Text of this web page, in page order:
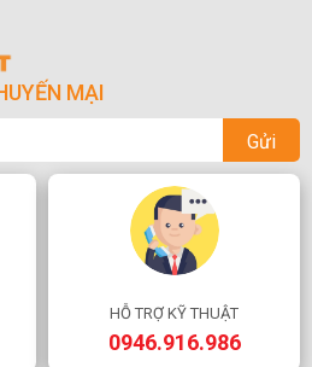
MẠI
Gửi
HỖ TRỢ KỸ THUẬT
0946.916.986